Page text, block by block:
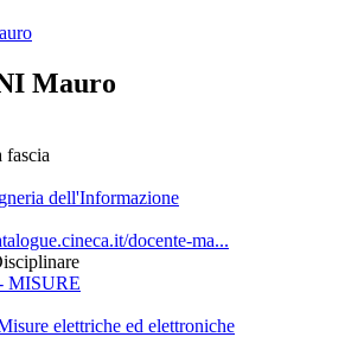
Mauro
dell'Informazione
docente-ma...
MISURE
elettriche ed elettroniche